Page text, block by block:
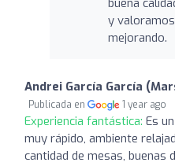
y
mejorando.
Andrei García García
Publicada en 1 year ago
Experiencia fantástica: Es
muy rápido, ambiente
cantidad de mesas, buenas